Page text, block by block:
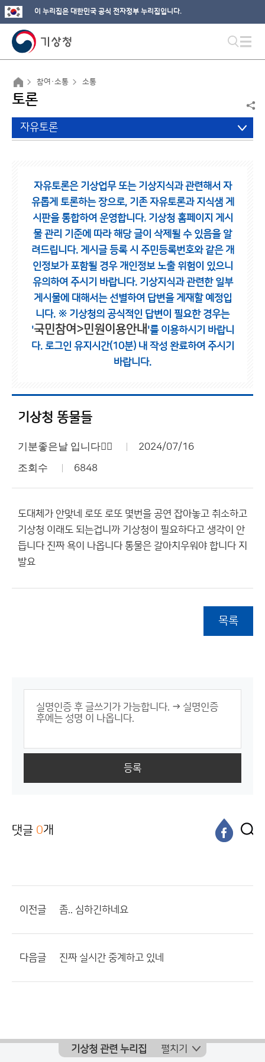
이 누리집은 대한민국 공식 전자정부 누리집입니다.
참여·소통 소통
토론
자유토론
자유토론은 기상업무 또는 기상지식과 관련해서 자
유롭게 토론하는 장으로, 기존 자유토론과 지식샘 게
시판을 통합하여 운영합니다. 기상청 홈페이지 게시
물 관리 기준에 따라 해당 글이 삭제될 수 있음을 알
려드립니다. 게시글 등록 시 주민등록번호와 같은 개
인정보가 포함될 경우 개인정보 노출 위험이 있으니
유의하여 주시기 바랍니다. 기상지식과 관련한 일부
게시물에 대해서는 선별하여 답변을 게재할 예정입
니다. ※ 기상청의 공식적인 답변이 필요한 경우는
'국민참여>민원이용안내 '를 이용하시기 바랍니
다. 로그인 유지시간(10분) 내 작성 완료하여 주시기
바랍니다.
기상청 똥물들
기분좋은날 입니다🧚‍♀️ 2024/07/16
조회수 6848
도대체가 안맞네 로또 로또 몇번을 공연 잡아놓고 취소하고
기상청 이래도 되는겁니까 기상청이 필요하다고 생각이 안
듭니다 진짜 욕이 나옵니다 통물은 갈아치우워야 합니다 지
발요
목록
등록
댓글 0개
이전글 좀.. 심하긴하네요
다음글 진짜 실시간 중계하고 있네
기상청 관련 누리집 펼치기